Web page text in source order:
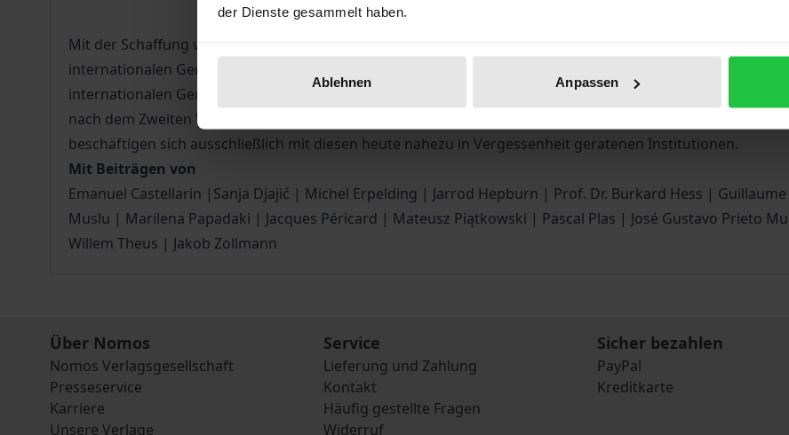
der Dienste gesammelt haben.
Ablehnen Anpassen
Mit der Schaffung von 39 Gemischten Schiedsgerichten leisteten die Friedensverträge von 1919–1923
internationalen Gerichtsbarkeit. Mit über 90.000 bearbeiteten Fällen war die Arbeitsbelastung dieser
internationalen Gerichte der Zwischenkriegszeit. Als weiteres Novum galt damals, dass sie auch von
nach dem Zweiten Weltkrieg dem EuGH als Vorlage dienten. Die in diesem Band versammelten und
beschäftigen sich ausschließlich mit diesen heute nahezu in Vergessenheit geratenen Institutionen.
Mit Beiträgen von
Emanuel Castellarin |Sanja Djajić | Michel Erpelding | Jarrod Hepburn | Prof. Dr. Burkard Hess |
Muslu | Marilena Papadaki | Jacques Péricard | Mateusz Piątkowski | Pascal Plas | José Gustavo Prieto
Willem Theus | Jakob Zollmann
Über Nomos
Nomos Verlagsgesellschaft
Presseservice
Karriere
Unsere Verlage
Service
Lieferung und Zahlung
Kontakt
Häufig gestellte Fragen
Widerruf
Sicher bezahlen
PayPal
Kreditkarte